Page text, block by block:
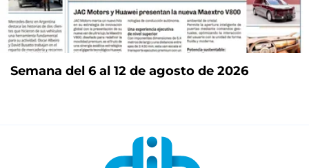
Semana del 6 al 12 de agosto de 2026